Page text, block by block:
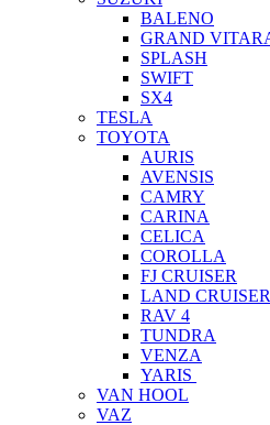
BALENO
GRAND
SPLASH
SWIFT
SX4
TESLA
TOYOTA
AURIS
AVENSIS
CAMRY
CARINA
CELICA
COROLLA
FJ CRUISER
LAND CRUISER
RAV 4
TUNDRA
VENZA
YARIS
VAN HOOL
VAZ